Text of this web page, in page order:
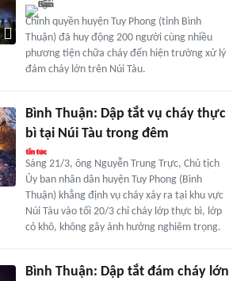
Chính quyền huyện Tuy Phong (tỉnh Bình
Thuận) đã huy động 200 người cùng nhiều
phương tiện chữa cháy đến hiện trường xử lý
đám cháy lớn trên Núi Tàu.
Bình Thuận: Dập tắt vụ cháy thực
bì tại Núi Tàu trong đêm
Sáng 21/3, ông Nguyễn Trung Trực, Chủ tịch
Ủy ban nhân dân huyện Tuy Phong (Bình
Thuận) khẳng định vụ cháy xảy ra tại khu vực
Núi Tàu vào tối 20/3 chỉ cháy lớp thực bì, lớp
cỏ khô, không gây ảnh hưởng nghiêm trọng.
Bình Thuận: Dập tắt đám cháy lớn